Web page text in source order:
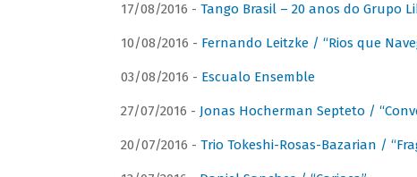
17/08/2016 - Tango Brasil – 20 anos do Grupo
10/08/2016 - Fernando Leitzke / “Rios que
03/08/2016 - Escualo Ensemble
27/07/2016 - Jonas Hocherman Septeto /
20/07/2016 - Trio Tokeshi-Rosas-Bazarian /